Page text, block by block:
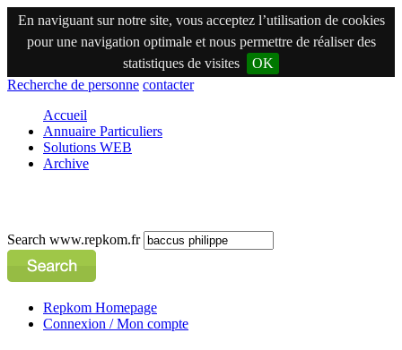
En naviguant sur notre site, vous acceptez l’utilisation de cookies
pour une navigation optimale et nous permettre de réaliser des
statistiques de visites
OK
Recherche de personne contacter
Accueil
Annuaire Particuliers
Solutions WEB
Archive
Search www.repkom.fr
Repkom Homepage
Connexion / Mon compte